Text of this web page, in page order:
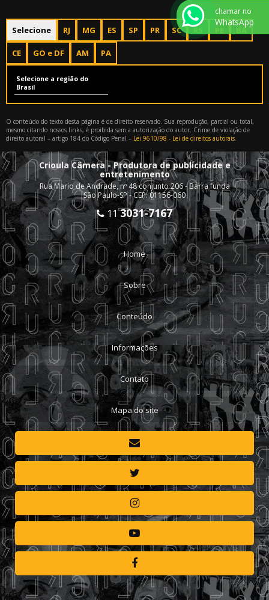
Selecione RJ MG ES SP PR SC RS BA
CE GO e DF AM PA
Selecione a região do
Brasil
O conteúdo do texto desta página é de direito reservado. Sua reprodução, parcial ou total,
mesmo citando nossos links, é proibida sem a autorização do autor. Crime de violação de
direito autoral – artigo 184 do Código Penal – Lei 9610/98 - Lei de direitos autorais.
Crioula Câmera - Produtora de publicidade e
entretenimento
Rua Mario de Andrade, nº 48 conjunto 206 - Barra funda
São Paulo-SP - CEP: 01156-060
113031-7167
Home
Sobre
Conteúdo
Informações
Contato
Mapa do site
chamar no
WhatsApp